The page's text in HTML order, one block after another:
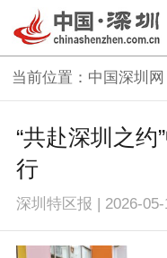
当前位置： 中国深圳网
“共赴深圳之约
行
深圳特区报 | 2026-05-